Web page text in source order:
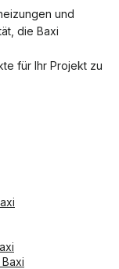
und
die Baxi
für Ihr Projekt zu